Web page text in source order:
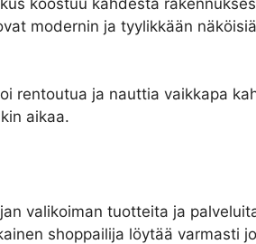
modernin ja tyylikkään
rentoutua ja nauttia vaikkapa
aikaa.
valikoiman tuotteita ja
shoppailija löytää varmasti